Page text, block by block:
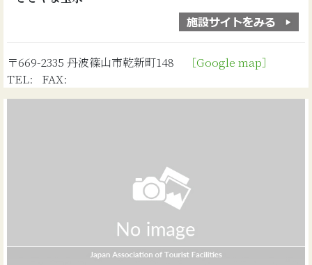
〒669-2335 丹波篠山市乾新町148
［Google map］
TEL: FAX: